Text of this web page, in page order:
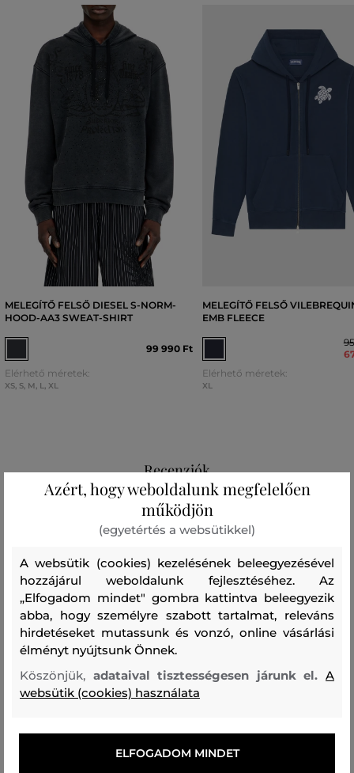
MELEGÍTŐ FELSŐ DIESEL S-NORM-
HOOD-AA3 SWEAT-SHIRT
99 990 Ft
Elérhető méretek:
XS, S, M, L, XL
MELEGÍTŐ FELSŐ
EMB FLEECE
Elérhető méretek:
XL
Recenziók
ÜGYFELEINKNEK ÁLTAL ÉRTÉKELT MÉRETEK
viselek
A méret egy kicsit kisebb, mint
amit viselek
A méret megegyezik az általam
szokásosan viselt mérettel
2
A méret egy kicsit nagyobb, mint
amit általában viselek
0
Azért, hogy weboldalunk megfelelően
működjön
(egyetértés a websütikkel)
A websütik (cookies) kezelésének beleegyezésével
hozzájárul weboldalunk fejlesztéséhez. Az
„Elfogadom mindet" gombra kattintva beleegyezik
abba, hogy személyre szabott tartalmat, releváns
hirdetéseket mutassunk és vonzó, online vásárlási
élményt nyújtsunk Önnek.
Köszönjük, adataival tisztességesen járunk el.A
websütik (cookies) használata
ELFOGADOM MINDET